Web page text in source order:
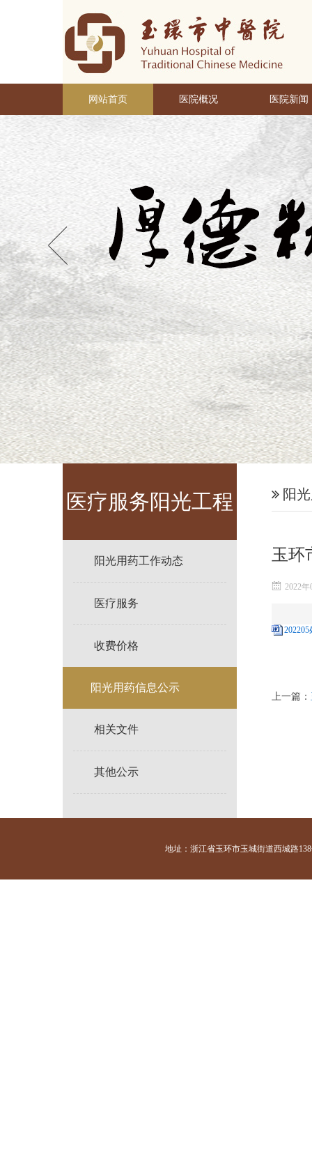
网站首页 医院概况 医院新闻
医疗服务阳光工程
阳光用药工作动态
医疗服务
收费价格
阳光用药信息公示
相关文件
其他公示
阳
玉环
2022
上一篇：
地址：浙江省玉环市玉城街道西城路